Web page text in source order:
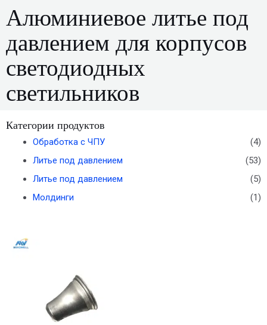
Алюминиевое литье под
давлением для корпусов
светодиодных
светильников
Категории продуктов
Обработка с ЧПУ
(4)
Литье под давлением
(53)
Литье под давлением
(5)
Молдинги
(1)